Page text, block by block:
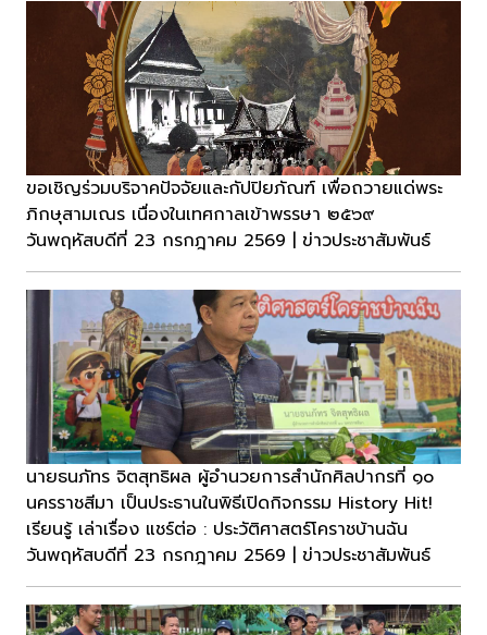
ขอเชิญร่วมบริจาคปัจจัยและกัปปิยภัณฑ์ เพื่อถวายแด่พระ
ภิกษุสามเณร เนื่องในเทศกาลเข้าพรรษา ๒๕๖๙
วันพฤหัสบดีที่ 23 กรกฎาคม 2569 | ข่าวประชาสัมพันธ์
นายธนภัทร จิตสุทธิผล ผู้อำนวยการสำนักศิลปากรที่ ๑๐
นครราชสีมา เป็นประธานในพิธีเปิดกิจกรรม History Hit!
เรียนรู้ เล่าเรื่อง แชร์ต่อ : ประวัติศาสตร์โคราชบ้านฉัน
วันพฤหัสบดีที่ 23 กรกฎาคม 2569 | ข่าวประชาสัมพันธ์